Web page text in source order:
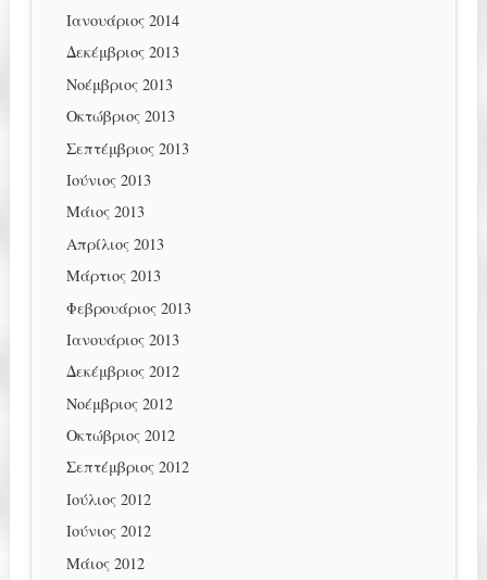
Ιανουάριος 2014
Δεκέμβριος 2013
Νοέμβριος 2013
Οκτώβριος 2013
Σεπτέμβριος 2013
Ιούνιος 2013
Μάιος 2013
Απρίλιος 2013
Μάρτιος 2013
Φεβρουάριος 2013
Ιανουάριος 2013
Δεκέμβριος 2012
Νοέμβριος 2012
Οκτώβριος 2012
Σεπτέμβριος 2012
Ιούλιος 2012
Ιούνιος 2012
Μάιος 2012